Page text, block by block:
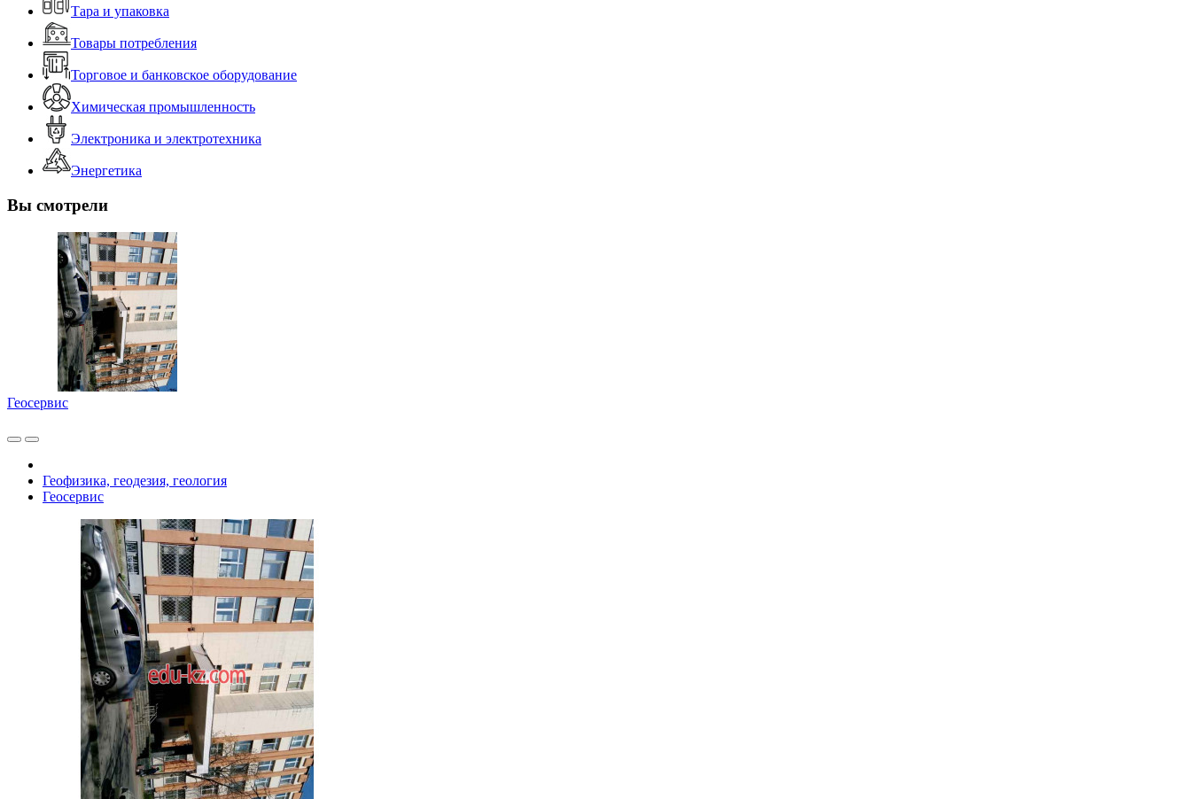
Тара и упаковка
Товары потребления
Торговое и банковское оборудование
Химическая промышленность
Электроника и электротехника
Энергетика
Вы смотрели
Геосервис
Геофизика, геодезия, геология
Геосервис